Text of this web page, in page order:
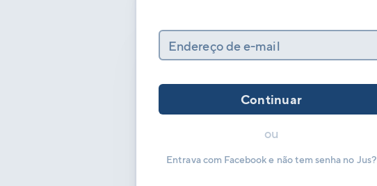
Endereço de e-mail
Continuar
ou
Entrava com Facebook e não tem senha no Jus?